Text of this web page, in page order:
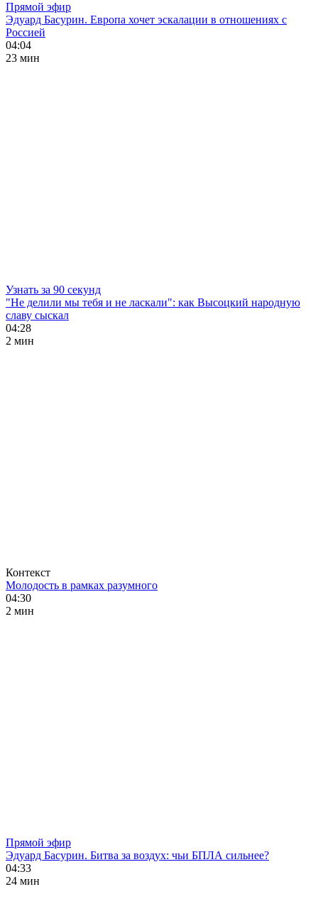
Прямой эфир
Эдуард Басурин. Европа хочет эскалации в отношениях с
Россией
04:04
23 мин
Узнать за 90 секунд
"Не делили мы тебя и не ласкали": как Высоцкий народную
славу сыскал
04:28
2 мин
Контекст
Молодость в рамках разумного
04:30
2 мин
Прямой эфир
Эдуард Басурин. Битва за воздух: чьи БПЛА сильнее?
04:33
24 мин